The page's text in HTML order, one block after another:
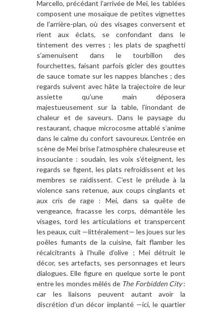
Marcello, précédant l’arrivée de Mei, les tablées
composent une mosaïque de petites vignettes
de l’arrière-plan, où des visages conversent et
rient aux éclats, se confondant dans le
tintement des verres ; les plats de spaghetti
s’amenuisent dans le tourbillon des
fourchettes, faisant parfois gicler des gouttes
de sauce tomate sur les nappes blanches ; des
regards suivent avec hâte la trajectoire de leur
assiette qu’une main déposera
majestueusement sur la table, l’inondant de
chaleur et de saveurs. Dans le paysage du
restaurant, chaque microcosme attablé s’anime
dans le calme du confort savoureux. L’entrée en
scène de Mei brise l’atmosphère chaleureuse et
insouciante : soudain, les voix s’éteignent, les
regards se figent, les plats refroidissent et les
membres se raidissent. C’est le prélude à la
violence sans retenue, aux coups cinglants et
aux cris de rage : Mei, dans sa quête de
vengeance, fracasse les corps, démantèle les
visages, tord les articulations et transpercent
les peaux, cuit —littéralement— les joues sur les
poêles fumants de la cuisine, fait flamber les
récalcitrants à l’huile d’olive ; Mei détruit le
décor, ses artefacts, ses personnages et leurs
dialogues. Elle figure en quelque sorte le pont
entre les mondes mêlés de The Forbidden City:
car les liaisons peuvent autant avoir la
discrétion d’un décor implanté —ici, le quartier